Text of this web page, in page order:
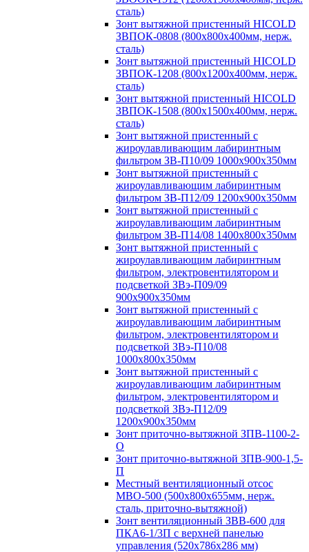
сталь)
Зонт вытяжной пристенный HICOLD
ЗВПОК-0808 (800х800х400мм, нерж.
сталь)
Зонт вытяжной пристенный HICOLD
ЗВПОК-1208 (800х1200х400мм, нерж.
сталь)
Зонт вытяжной пристенный HICOLD
ЗВПОК-1508 (800х1500х400мм, нерж.
сталь)
Зонт вытяжной пристенный с
жироулавливающим лабиринтным
фильтром ЗВ-П10/09 1000х900х350мм
Зонт вытяжной пристенный с
жироулавливающим лабиринтным
фильтром ЗВ-П12/09 1200х900х350мм
Зонт вытяжной пристенный с
жироулавливающим лабиринтным
фильтром ЗВ-П14/08 1400х800х350мм
Зонт вытяжной пристенный с
жироулавливающим лабиринтным
фильтром, электровентилятором и
подсветкой ЗВэ-П09/09
900х900х350мм
Зонт вытяжной пристенный с
жироулавливающим лабиринтным
фильтром, электровентилятором и
подсветкой ЗВэ-П10/08
1000х800х350мм
Зонт вытяжной пристенный с
жироулавливающим лабиринтным
фильтром, электровентилятором и
подсветкой ЗВэ-П12/09
1200х900х350мм
Зонт приточно-вытяжной ЗПВ-1100-2-
О
Зонт приточно-вытяжной ЗПВ-900-1,5-
П
Местный вентиляционный отсос
МВО-500 (500х800х655мм, нерж.
сталь, приточно-вытяжной)
Зонт вентиляционный ЗВВ-600 для
ПКА6-1/3П с верхней панелью
управления (520х786х286 мм)